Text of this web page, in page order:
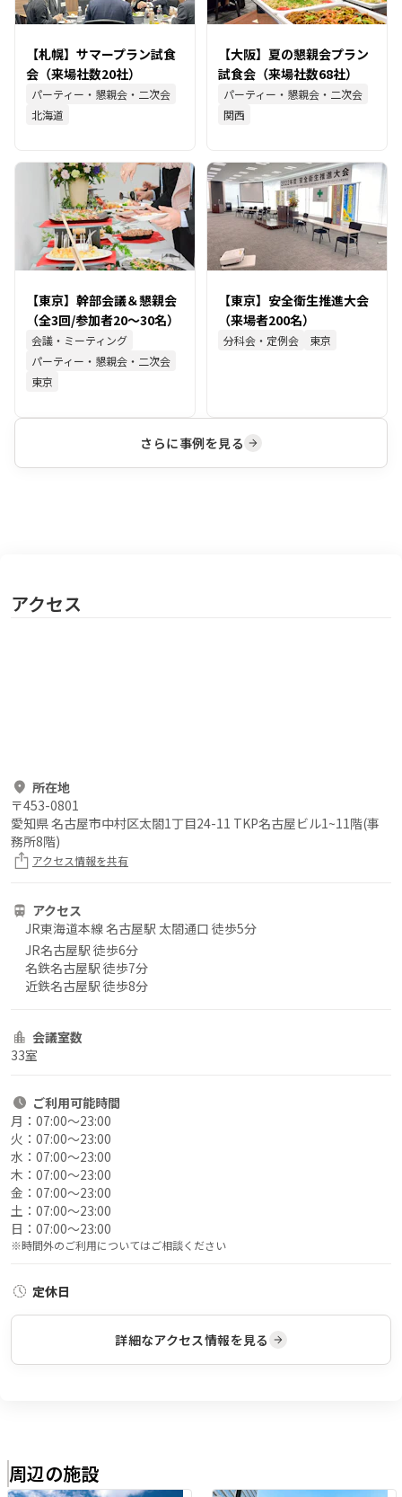
【札幌】サマープラン試食
会（来場社数20社）
パーティー・懇親会・二次会
北海道
【大阪】夏の懇親会プラン
試食会（来場社数68社）
パーティー・懇親会・二次会
関西
【東京】幹部会議＆懇親会
（全3回/参加者20～30名）
会議・ミーティング
パーティー・懇親会・二次会
東京
【東京】安全衛生推進大会
（来場者200名）
分科会・定例会 東京
さらに事例を見る
アクセス
所在地
〒453-0801
愛知県 名古屋市中村区太閤1丁目24-11 TKP名古屋ビル1~11階(事
務所8階)
アクセス情報を共有
アクセス
JR東海道本線 名古屋駅 太閤通口 徒歩5分
JR名古屋駅 徒歩6分
名鉄名古屋駅 徒歩7分
近鉄名古屋駅 徒歩8分
会議室数
33室
ご利用可能時間
月： 07:00〜23:00
火： 07:00〜23:00
水： 07:00〜23:00
木： 07:00〜23:00
金： 07:00〜23:00
土： 07:00〜23:00
日： 07:00〜23:00
※時間外のご利用についてはご相談ください
定休日
詳細なアクセス情報を見る
周辺の施設